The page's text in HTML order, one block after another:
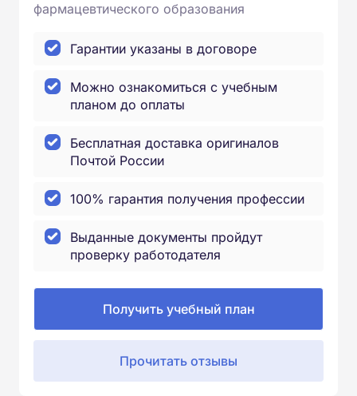
фармацевтического образования
Гарантии указаны в договоре
Можно ознакомиться с учебным
планом до оплаты
Бесплатная доставка оригиналов
Почтой России
100% гарантия получения профессии
Выданные документы пройдут
проверку работодателя
Получить учебный план
Прочитать отзывы